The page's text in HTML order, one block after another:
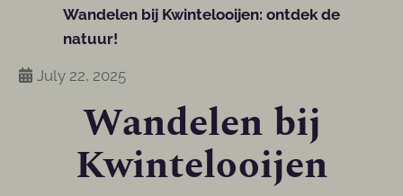
Wandelen bij Kwintelooijen: ontdek de
natuur!
July 22, 2025
Wandelen bij
Kwintelooijen